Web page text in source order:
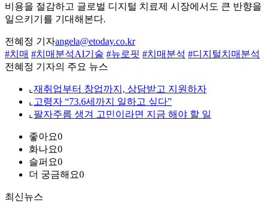
비용을 절감하고 글로벌 디지털 치료제 시장에서도 큰 반향을
일으키기를 기대해본다.
전혜정 기자angela@etoday.co.kr
#치매 #치매분석AI기술 #뉴로핏 #치매분석 #디지털치매분석
전혜정 기자의 주요 뉴스
⌞ 재취업부터 창업까지, 상담받고 지원하자
⌞ 고령자 “73.6세까지 일하고 싶다”
⌞ 팔자주름 생겨 고민이라면 지금 해야 할 일
좋아요0
화나요0
슬퍼요0
더 궁금해요0
최신뉴스